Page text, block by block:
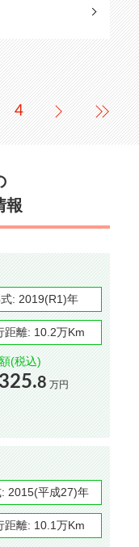
4
報
: 2019(R1)年
距離: 10.2万Km
(税込)
8 万円
2015(平成27)年
距離: 10.1万Km